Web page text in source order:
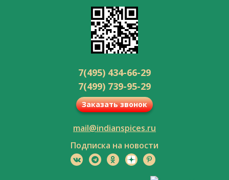
7(495) 434-66-29
7(499) 739-95-29
Заказать звонок
mail@indianspices.ru
Подписка на новости